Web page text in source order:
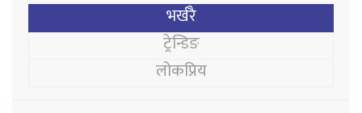
भर्खरै
ट्रेन्डिङ
लोकप्रिय